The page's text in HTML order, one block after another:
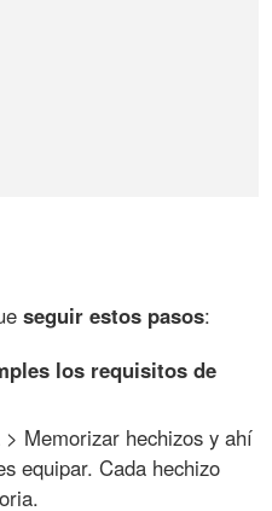
seguir estos pasos:
los requisitos de
Memorizar hechizos y ahí
equipar. Cada hechizo